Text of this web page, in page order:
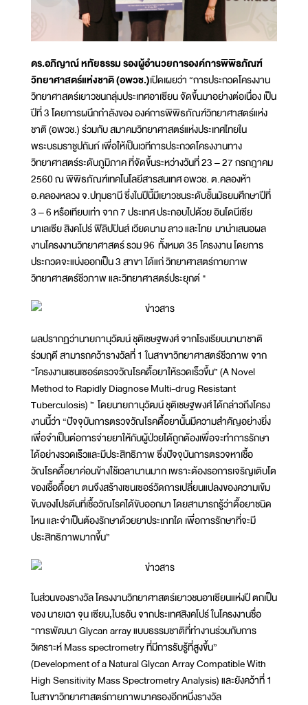
ดร.อภิญาณ์ หทัยธรรม รองผู้อำนวยการองค์การพิพิธภัณฑ์
วิทยาศาสตร์แห่งชาติ (อพวช.)เปิดเผยว่า “การประกวดโครงงาน
วิทยาศาสตร์เยาวชนกลุ่มประเทศอาเซียน จัดขึ้นมาอย่างต่อเนื่อง เป็น
ปีที่ 3 โดยการผนึกกำลังของ องค์การพิพิธภัณฑ์วิทยาศาสตร์แห่ง
ชาติ (อพวช.) ร่วมกับ สมาคมวิทยาศาสตร์แห่งประเทศไทยใน
พระบรมราชูปถัมภ์ เพื่อให้เป็นเวทีการประกวดโครงงานทาง
วิทยาศาสตร์ระดับภูมิภาค ที่จัดขึ้นระหว่างวันที่ 23 – 27 กรกฎาคม
2560 ณ พิพิธภัณฑ์เทคโนโลยีสารสนเทศ อพวช. ต.คลองห้า
อ.คลองหลวง จ.ปทุมธานี ซึ่งในปีนี้มีเยาวชนระดับชั้นมัธยมศึกษาปีที่
3 – 6 หรือเทียบเท่า จาก 7 ประเทศ ประกอบไปด้วย อินโดนีเซีย
มาเลเซีย สิงคโปร์ ฟิลิปปินส์ เวียดนาม ลาว และไทย มานำเสนอผล
งานโครงงานวิทยาศาสตร์ รวม 96 ทั้งหมด 35 โครงงาน โดยการ
ประกวดจะแบ่งออกเป็น 3 สาขา ได้แก่ วิทยาศาสตร์กายภาพ
วิทยาศาสตร์ชีวภาพ และวิทยาศาสตร์ประยุกต์ "
ผลปรากฏว่านายภานุวัฒน์ ชุติเชษฐพงศ์ จากโรงเรียนนานาชาติ
ร่วมฤดี สามารถคว้ารางวัลที่ 1 ในสาขาวิทยาศาสตร์ชีวภาพ จาก
“โครงงานเซนเซอร์ตรวจวัณโรคดื้อยาให้รวดเร็วขึ้น” (A Novel
Method to Rapidly Diagnose Multi-drug Resistant
Tuberculosis) ” โดยนายภานุวัฒน์ ชุติเชษฐพงศ์ ได้กล่าวถึงโครง
งานนี้ว่า “ปัจจุบันการตรวจวัณโรคดื้อยานั้นมีความสำคัญอย่างยิ่ง
เพื่อจำเป็นต่อการจ่ายยาให้กับผู้ป่วยได้ถูกต้องเพื่อจะทำการรักษา
ได้อย่างรวดเร็วและมีประสิทธิภาพ ซึ่งปัจจุบันการตรวจหาเชื้อ
วัณโรคดื้อยาค่อนข้างใช้เวลานานมาก เพราะต้องรอการเจริญเติบโต
ของเชื้อดื้อยา ตนจึงสร้างเซนเซอร์วัดการเปลี่ยนแปลงของความเข้ม
ข้นของโปรตีนที่เชื้อวัณโรคได้ขับออกมา โดยสามารถรู้ว่าดื้อยาชนิด
ไหน และจำเป็นต้องรักษาด้วยยาประเภทใด เพื่อการรักษาที่จะมี
ประสิทธิภาพมากขึ้น”
ในส่วนของรางวัล โครงงานวิทยาศาสตร์เยาวชนอาเซียนแห่งปี ตกเป็น
ของ นายเฉา จุน เซียน,ไบรอัน จากประเทศสิงคโปร์ ในโครงงานชื่อ
“การพัฒนา Glycan array แบบธรรมชาติที่ทำงานร่วมกับการ
วิเคราะห์ Mass spectrometry ที่มีการรับรู้ที่สูงขึ้น”
(Development of a Natural Glycan Array Compatible With
High Sensitivity Mass Spectrometry Analysis) และยังคว้าที่ 1
ในสาขาวิทยาศาสตร์กายภาพมาครองอีกหนึ่งรางวัล